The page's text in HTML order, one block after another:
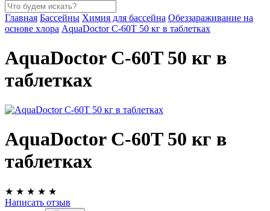
Главная Бассейны Химия для бассейна Обеззараживание на
основе хлора AquaDoctor C-60T 50 кг в таблетках
AquaDoctor C-60T 50 кг в
таблетках
AquaDoctor C-60T 50 кг в
таблетках
★ ★ ★ ★ ★
Написать отзыв